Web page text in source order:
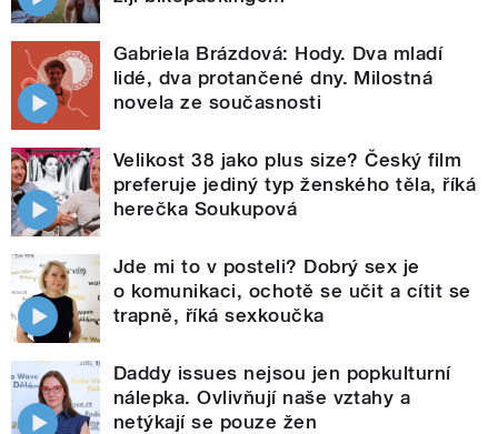
Gabriela Brázdová: Hody. Dva mladí
lidé, dva protančené dny. Milostná
novela ze současnosti
Velikost 38 jako plus size? Český film
preferuje jediný typ ženského těla, říká
herečka Soukupová
Jde mi to v posteli? Dobrý sex je
o komunikaci, ochotě se učit a cítit se
trapně, říká sexkoučka
Daddy issues nejsou jen popkulturní
nálepka. Ovlivňují naše vztahy a
netýkají se pouze žen